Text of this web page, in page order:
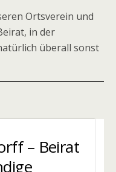
Ortsverein und
in der
überall sonst
– Beirat